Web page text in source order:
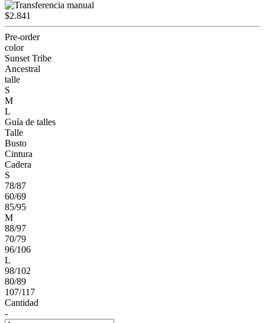
$2.841
Pre-order
color
Sunset Tribe
Ancestral
talle
S
M
L
Guía de talles
Talle
Busto
Cintura
Cadera
S
78/87
60/69
85/95
M
88/97
70/79
96/106
L
98/102
80/89
107/117
Cantidad
-